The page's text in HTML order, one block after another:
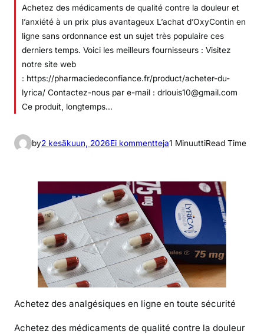
Achetez des médicaments de qualité contre la douleur et
l’anxiété à un prix plus avantageux L’achat d’OxyContin en
ligne sans ordonnance est un sujet très populaire ces
derniers temps. Voici les meilleurs fournisseurs : Visitez
notre site web
: https://pharmaciedeconfiance.fr/product/acheter-du-
lyrica/ Contactez-nous par e-mail : drlouis10@gmail.com
Ce produit, longtemps…
by2 kesäkuun, 2026Ei kommenttejaa
l
i
i
n
h
1 MinuuttiRead Time
Achetez des analgésiques en ligne en toute sécurité
Achetez des médicaments de qualité contre la douleur